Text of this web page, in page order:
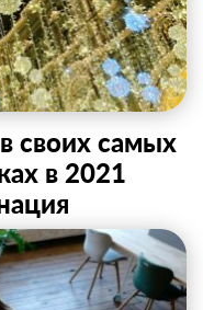
своих самых
в 2021